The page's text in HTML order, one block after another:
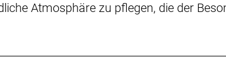
Atmosphäre zu pflegen, die der